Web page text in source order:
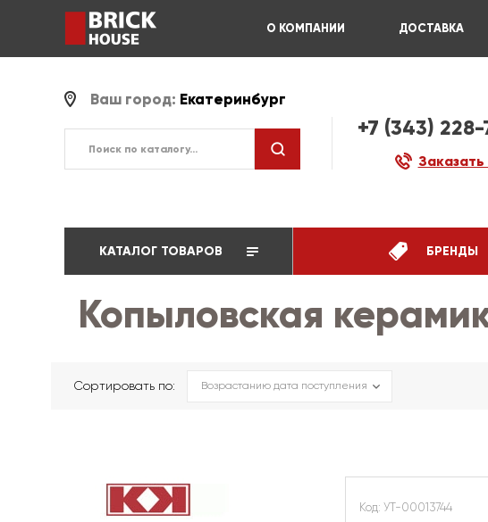
О КОМПАНИИ ДОСТАВКА
Ваш город: Екатеринбург
+7 (343)
Заказать
КАТАЛОГ ТОВАРОВ БРЕНДЫ
Копыловская
Сортировать по:
Код: УТ-00013744